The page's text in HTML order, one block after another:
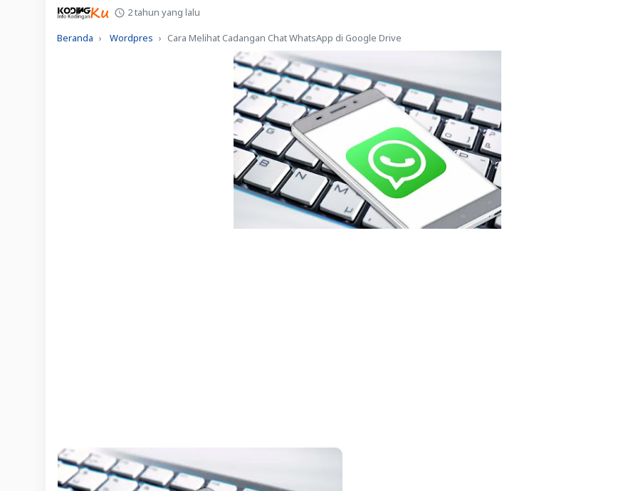
2 tahun yang lalu
Beranda Wordpres Cara Melihat Cadangan Chat WhatsApp di Google Drive